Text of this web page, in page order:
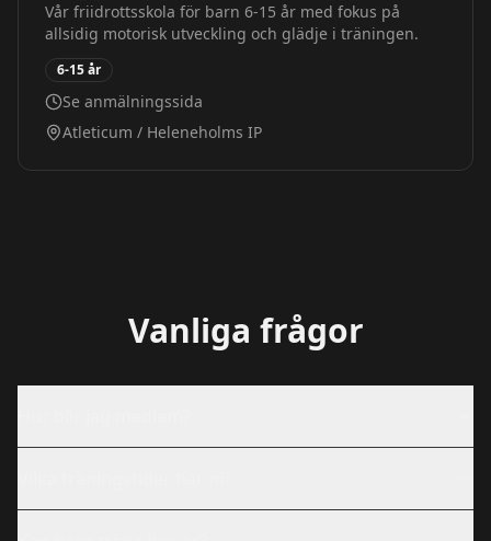
Vår friidrottsskola för barn 6-15 år med fokus på
allsidig motorisk utveckling och glädje i träningen.
6-15 år
Se anmälningssida
Atleticum / Heleneholms IP
Vanliga frågor